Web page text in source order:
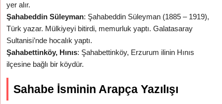
yer alır.
Şahabeddin Süleyman: Şahabeddin Süleyman (1885 – 1919),
Türk yazar. Mülkiyeyi bitirdi, memurluk yaptı. Galatasaray
Sultanisi’nde hocalık yaptı.
Şahabettinköy, Hınıs: Şahabettinköy, Erzurum ilinin Hınıs
ilçesine bağlı bir köydür.
Sahabe İsminin Arapça Yazılışı